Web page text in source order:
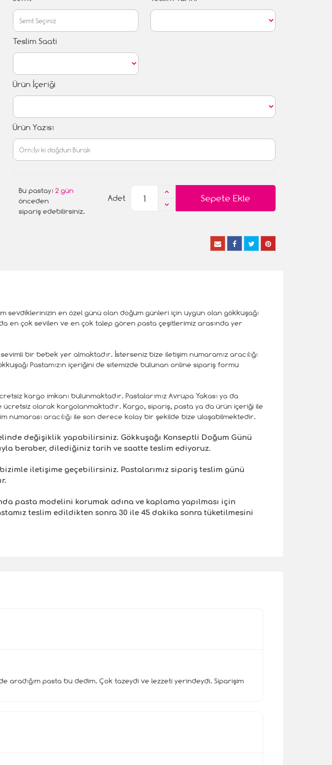
Teslim Saati
Ürün İçeriği
Ürün Yazısı
Bu pastayı 2 gün
önceden
sipariş edebilirsiniz.
Sepete Ekle
Adet
sevdiklerinizin en özel günü olan doğum günleri için uygun olan gökkuşağı
en çok sevilen ve en çok talep gören pasta çeşitlerimiz arasında yer
bir bebek yer almaktadır. İsterseniz bize iletişim numaramız aracılığı
Pastamızın içeriğini de sitemizde bulunan online sipariş formu
kargo imkanı bulunmaktadır. Pastalarımız Avrupa Yakası ya da
olarak kargolanmaktadır. Kargo, sipariş, pasta ya da ürün içeriği ile
numarası aracılığı ile son derece kolay bir şekilde bize ulaşabilmektedir.
değişiklik yapabilirsiniz. Gökkuşağı Konseptli Doğum Günü
beraber, dilediğiniz tarih ve saatte teslim ediyoruz.
iletişime geçebilirsiniz. Pastalarımız sipariş teslim günü
pasta modelini korumak adına ve kaplama yapılması için
teslim edildikten sonra 30 ile 45 dakika sonra tüketilmesini
aradığım pasta bu dedim. Çok tazeydi ve lezzeti yerindeydi. Siparişim